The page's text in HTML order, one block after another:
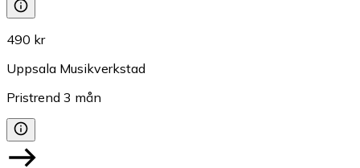
490 kr
Uppsala Musikverkstad
Pristrend 3 mån